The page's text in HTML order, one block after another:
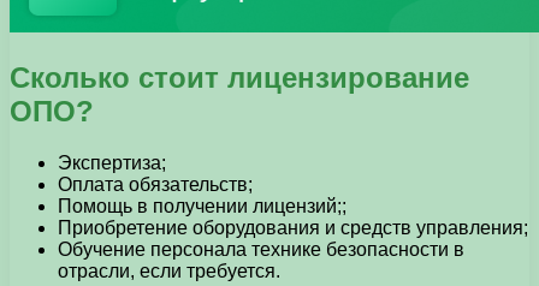
Сколько стоит лицензирование
ОПО?
Экспертиза;
Оплата обязательств;
Помощь в получении лицензий;;
Приобретение оборудования и средств управления;
Обучение персонала технике безопасности в
отрасли, если требуется.